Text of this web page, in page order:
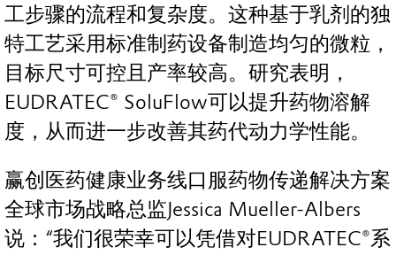
工步骤的流程和复杂度。这种基于乳剂的独
特工艺采用标准制药设备制造均匀的微粒，
目标尺寸可控且产率较高。研究表明，
EUDRATEC® SoluFlow可以提升药物溶解
度，从而进一步改善其药代动力学性能。
赢创医药健康业务线口服药物传递解决方案
全球市场战略总监Jessica Mueller-Albers
说：“我们很荣幸可以凭借对EUDRATEC®系